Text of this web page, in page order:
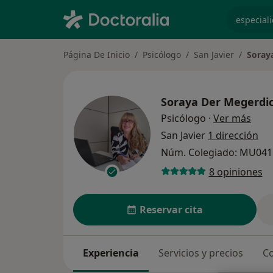
Página De Inicio Psicólogo San Javier
Soraya Der
Psicólogo · Ver más
San Javier 1 dirección
Núm. Colegiado:
8 opiniones
Reservar cita
Experiencia Servicios y precios